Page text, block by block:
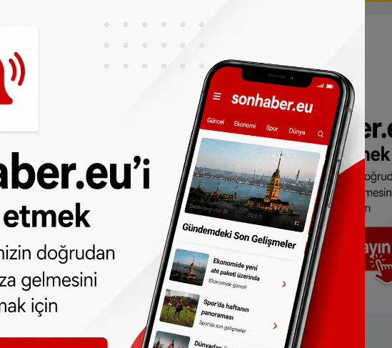
seviyesine yükselmesinin
yüzde 4,8, gelişmiş
beklendiği belirtildi.
ilişkin bu yılki büyüme
ise 1,4’ten 1,6’ya yükseltildiği
ön planda olacağı, “Kurulu
Almanya ve Hollanda’daki
söz konusu. İtalya ise erken